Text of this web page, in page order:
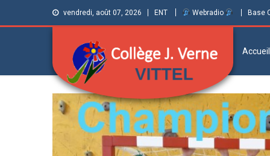
vendredi, août 07, 2026 ENT Webradio Base
Collège Jules
Verne de Vittel
(Vosges)
Informations et ressources pour élèves,
parents et personnels
Accueil